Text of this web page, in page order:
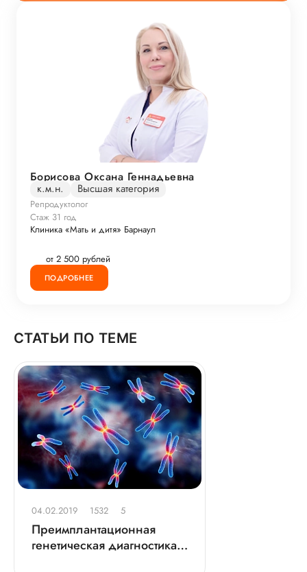
Борисова Оксана Геннадьевна
к.м.н. Высшая категория
Репродуктолог
Стаж 31 год
Клиника «Мать и дитя» Барнаул
от 2 500 рублей
ПОДРОБНЕЕ
СТАТЬИ ПО ТЕМЕ
04.02.2019 1532 5
Преимплантационная
генетическая диагностика